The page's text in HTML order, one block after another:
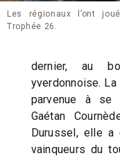
Les régionaux l’ont
Trophée 26.
dernier, au
yverdonnoise.
parvenue à se
Gaétan
Durussel, elle
vainqueurs du